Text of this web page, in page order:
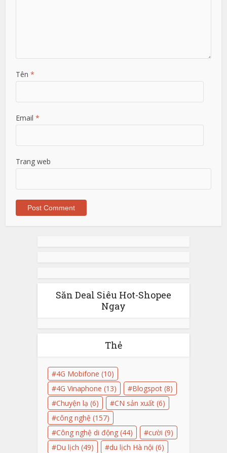
Tên*
Email*
Trang web
Săn Deal Siêu Hot-Shopee
Ngay
Thẻ
4G Mobifone (10)
4G Vinaphone (13) Blogspot (8)
Chuyện lạ (6) CN sản xuất (6)
công nghệ (157)
Công nghệ di động (44) cười (9)
Du lịch (49) du lịch Hà nội (6)